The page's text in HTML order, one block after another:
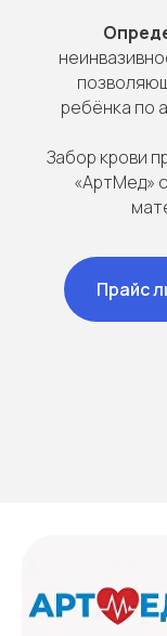
ребёнка по
Забор крови
«АртМед»
Прайс